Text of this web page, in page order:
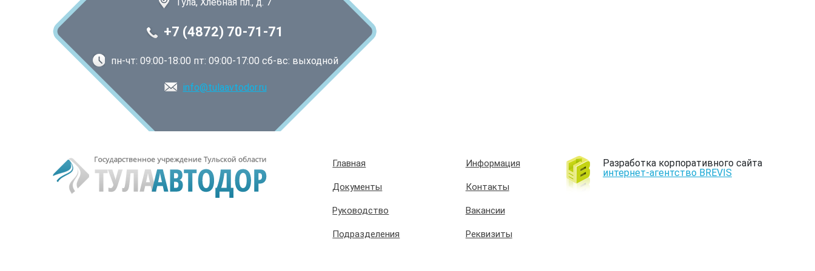
+7 (4872) 70-71-71
пн-чт: 09:00-18:00 пт: 09:00-17:00 сб-вс: выходной
info@tulaavtodor.ru
Главная
Документы
Руководство
Подразделения
Информация
Контакты
Вакансии
Реквизиты
Разработка корпоративного сайта
интернет-агентство BREVIS